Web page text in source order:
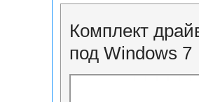
Комплект
под Windows 7